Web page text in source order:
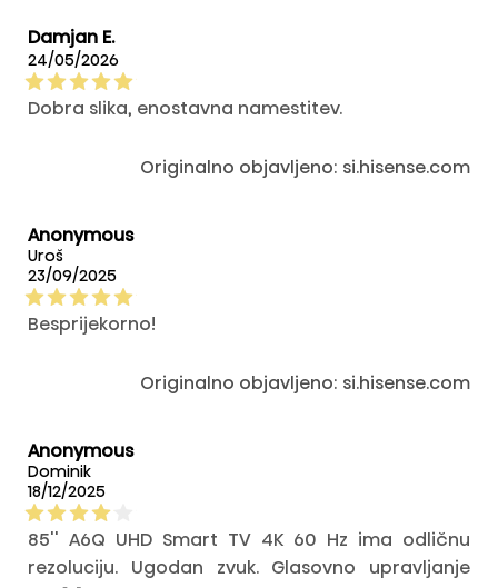
se savršeno uklapa u naš moderni enterijer.
Damjan E.
24/05/2026
Dobra slika, enostavna namestitev.
Originalno objavljeno: si.hisense.com
Anonymous
Uroš
23/09/2025
Besprijekorno!
Originalno objavljeno: si.hisense.com
Anonymous
Dominik
18/12/2025
85'' A6Q UHD Smart TV 4K 60 Hz ima odličnu
rezoluciju. Ugodan zvuk. Glasovno upravljanje